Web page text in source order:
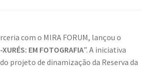
com o MIRA FORUM, lançou o
XURÉS: EM FOTOGRAFIA”. A iniciativa
projeto de dinamização da Reserva da